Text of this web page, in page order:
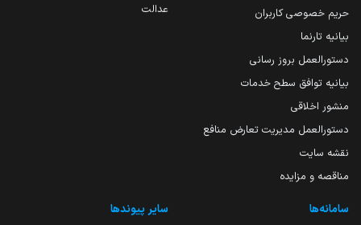
حریم خصوصی کاربران
بیانیه تارنما
دستورالعمل بروز رسانی
بیانیه توافق سطح خدمات
منشور اخلاقی
دستورالعمل مدیریت تعارض منافع
نقشه سایت
مناقصه و مزایده
عدالت
سامانه‌ها سایر پیوندها